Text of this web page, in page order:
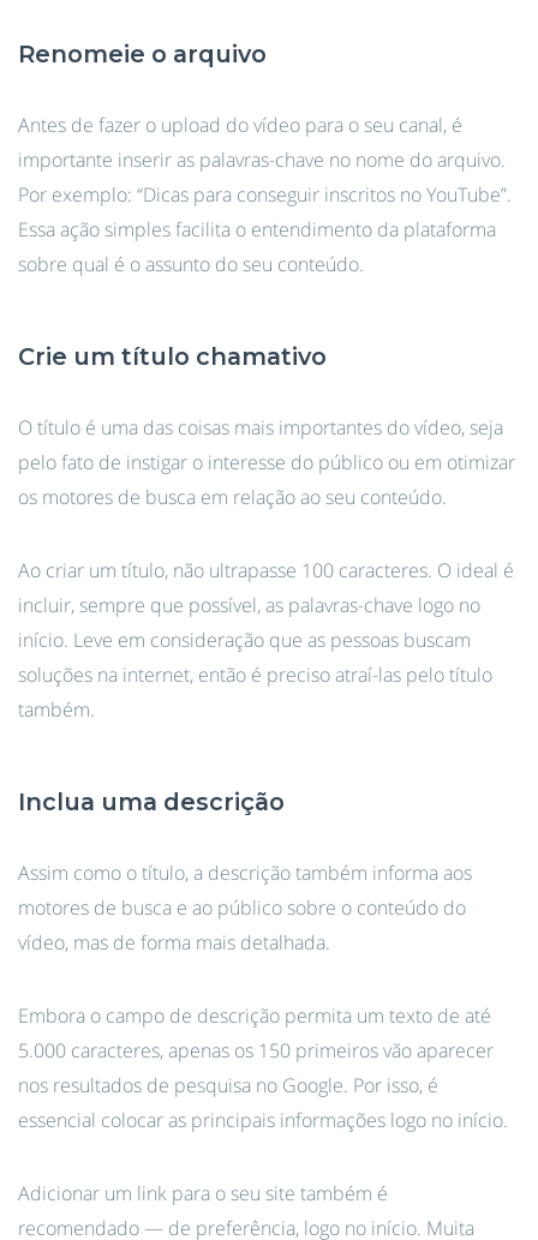
Renomeie o arquivo
Antes de fazer o upload do vídeo para o seu canal, é
importante inserir as palavras-chave no nome do arquivo.
Por exemplo: “Dicas para conseguir inscritos no YouTube”.
Essa ação simples facilita o entendimento da plataforma
sobre qual é o assunto do seu conteúdo.
Crie um título chamativo
O título é uma das coisas mais importantes do vídeo, seja
pelo fato de instigar o interesse do público ou em otimizar
os motores de busca em relação ao seu conteúdo.
Ao criar um título, não ultrapasse 100 caracteres. O ideal é
incluir, sempre que possível, as palavras-chave logo no
início. Leve em consideração que as pessoas buscam
soluções na internet, então é preciso atraí-las pelo título
também.
Inclua uma descrição
Assim como o título, a descrição também informa aos
motores de busca e ao público sobre o conteúdo do
vídeo, mas de forma mais detalhada.
Embora o campo de descrição permita um texto de até
5.000 caracteres, apenas os 150 primeiros vão aparecer
nos resultados de pesquisa no Google. Por isso, é
essencial colocar as principais informações logo no início.
Adicionar um link para o seu site também é
recomendado — de preferência, logo no início. Muita